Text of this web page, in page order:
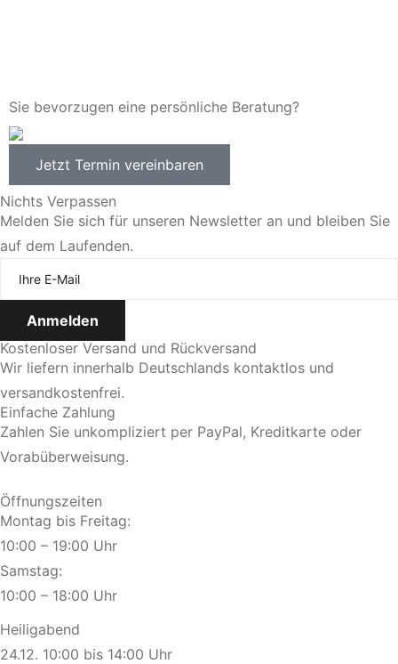
Sie bevorzugen eine persönliche Beratung?
Jetzt Termin vereinbaren
Nichts Verpassen
Melden Sie sich für unseren Newsletter an und bleiben Sie
auf dem Laufenden.
Kostenloser Versand und Rückversand
Wir liefern innerhalb Deutschlands kontaktlos und
versandkostenfrei.
Einfache Zahlung
Zahlen Sie unkompliziert per PayPal, Kreditkarte oder
Vorabüberweisung.
Öffnungszeiten
Montag bis Freitag:
10:00 – 19:00 Uhr
Samstag:
10:00 – 18:00 Uhr
Heiligabend
24.12. 10:00 bis 14:00 Uhr